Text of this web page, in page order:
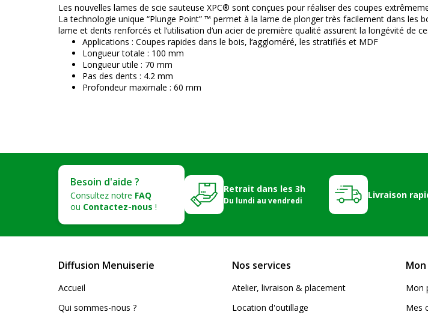
Les nouvelles lames de scie sauteuse XPC® sont conçues pour réaliser des coupes
La technologie unique “Plunge Point” ™ permet à la lame de plonger très facilement dans
lame et dents renforcés et l‘utilisation d‘un acier de première qualité assurent la longévité de
Applications : Coupes rapides dans le bois, l‘aggloméré, les stratifiés et MDF
Longueur totale : 100 mm
Longueur utile : 70 mm
Pas des dents : 4.2 mm
Profondeur maximale : 60 mm
Besoin d'aide ?
Consultez notre FAQ
ou Contactez-nous !
Retrait dans les 3h
Du lundi au vendredi
Livraison
Diffusion Menuiserie
Accueil
Qui sommes-nous ?
Nos services
Atelier, livraison & placement
Location d'outillage
Mon
Mes